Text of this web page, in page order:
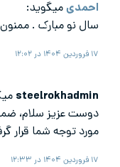
احمدیمیگوید:
سال نو مبارک .
۱۷ فروردین ۱۴۰۴ در ۱۲:۰۲
steelrokhadmin
دوست عزیز سلام،
مورد توجه شما قرار
۱۷ فروردین ۱۴۰۴ در ۱۲:۳۳